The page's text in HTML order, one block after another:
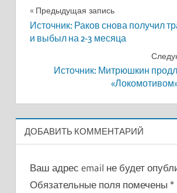
Навигация
по
Предыдущая запись
Источник: Раков снова получил
и выбыл на 2-3 месяца
Источник: Митрюшкин
ДОБАВИТЬ КОММЕНТАРИЙ
Ваш адрес email не будет
Обязательные поля помечены *